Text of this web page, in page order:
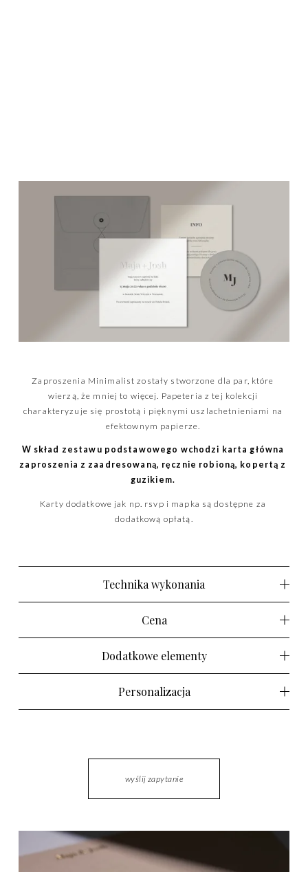
Zaproszenia Minimalist zostały stworzone dla par, które
wierzą, że mniej to więcej. Papeteria z tej kolekcji
charakteryzuje się prostotą i pięknymi uszlachetnieniami na
efektownym papierze.
W skład zestawu podstawowego wchodzi karta główna
zaproszenia z zaadresowaną, ręcznie robioną, kopertą z
guzikiem.
Karty dodatkowe jak np. rsvp i mapka są dostępne za
dodatkową opłatą.
Technika wykonania
Cena
Dodatkowe elementy
Personalizacja
wyślij zapytanie